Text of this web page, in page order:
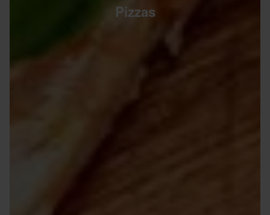
Pizzas